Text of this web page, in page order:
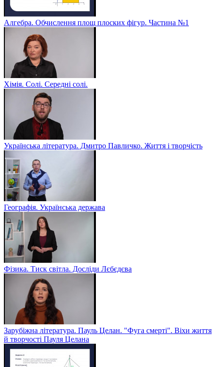
Алгебра. Обчислення площ плоских фігур. Частина №1
Хімія. Солі. Середні солі.
Українська література. Дмитро Павличко. Життя і творчість
Географія. Українська держава
Фізика. Тиск світла. Досліди Лєбєдєва
Зарубіжна література. Пауль Целан. "Фуга смерті". Віхи життя
й творчості Пауля Целана